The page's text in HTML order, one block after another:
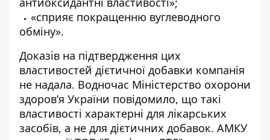
«сприяє покращенню вуглеводного
обміну».
Доказів на підтвердження цих
властивостей дієтичної добавки компанія
не надала. Водночас Міністерство охорони
здоров’я України повідомило, що такі
властивості характерні для лікарських
засобів, а не для дієтичних добавок. АМКУ